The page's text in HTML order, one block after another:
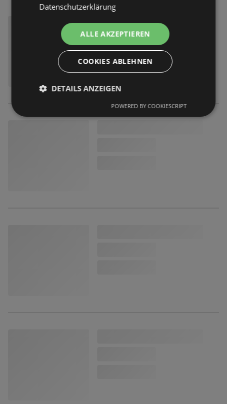
Datenschutzerklärung
ALLE AKZEPTIEREN
COOKIES ABLEHNEN
DETAILS ANZEIGEN
POWERED BY COOKIESCRIPT